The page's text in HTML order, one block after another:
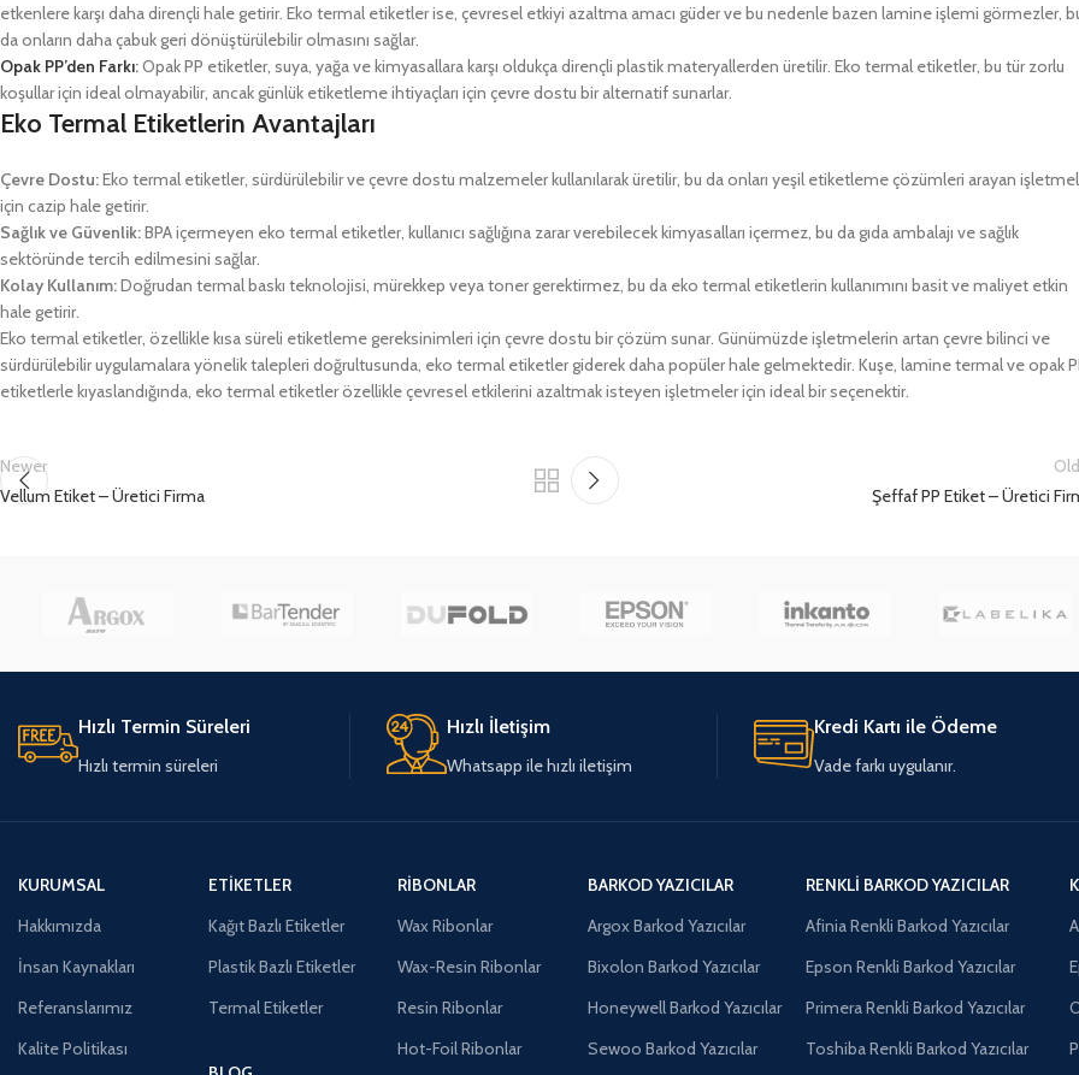
etkenlere karşı daha dirençli hale getirir. Eko termal etiketler ise, çevresel etkiyi azaltma amacı güder ve bu nedenle bazen lamine işlemi görmezler,
da onların daha çabuk geri dönüştürülebilir olmasını sağlar.
Opak PP’den Farkı:Opak PP etiketler, suya, yağa ve kimyasallara karşı oldukça dirençli plastik materyallerden üretilir. Eko termal etiketler, bu tür zorlu
koşullar için ideal olmayabilir, ancak günlük etiketleme ihtiyaçları için çevre dostu bir alternatif sunarlar.
Eko Termal Etiketlerin Avantajları
Çevre Dostu:Eko termal etiketler, sürdürülebilir ve çevre dostu malzemeler kullanılarak üretilir, bu da onları yeşil etiketleme çözümleri arayan
için cazip hale getirir.
Sağlık ve Güvenlik:BPA içermeyen eko termal etiketler, kullanıcı sağlığına zarar verebilecek kimyasalları içermez, bu da gıda ambalajı ve sağlık
sektöründe tercih edilmesini sağlar.
Kolay Kullanım:Doğrudan termal baskı teknolojisi, mürekkep veya toner gerektirmez, bu da eko termal etiketlerin kullanımını basit ve maliyet etkin
hale getirir.
Eko termal etiketler, özellikle kısa süreli etiketleme gereksinimleri için çevre dostu bir çözüm sunar. Günümüzde işletmelerin artan çevre bilinci ve
sürdürülebilir uygulamalara yönelik talepleri doğrultusunda, eko termal etiketler giderek daha popüler hale gelmektedir. Kuşe, lamine termal ve opak
etiketlerle kıyaslandığında, eko termal etiketler özellikle çevresel etkilerini azaltmak isteyen işletmeler için ideal bir seçenektir.
Newer
Vellum Etiket – Üretici Firma
Şeffaf PP Etiket – Üretici
Hızlı Termin Süreleri
Hızlı termin süreleri
Hızlı İletişim
Whatsapp ile hızlı iletişim
Kredi Kartı ile Ödeme
Vade farkı uygulanır.
KURUMSAL
Hakkımızda
İnsan Kaynakları
Referanslarımız
Kalite Politikası
ETIKETLER
Kağıt Bazlı Etiketler
Plastik Bazlı Etiketler
Termal Etiketler
RIBONLAR
Wax Ribonlar
Wax-Resin Ribonlar
Resin Ribonlar
Hot-Foil Ribonlar
BARKOD YAZICILAR
Argox Barkod Yazıcılar
Bixolon Barkod Yazıcılar
Honeywell Barkod Yazıcılar
Sewoo Barkod Yazıcılar
RENKLI BARKOD YAZICILAR
Afinia Renkli Barkod Yazıcılar
Epson Renkli Barkod Yazıcılar
Primera Renkli Barkod Yazıcılar
Toshiba Renkli Barkod Yazıcılar